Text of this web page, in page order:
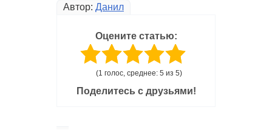
Автор: Данил
Оцените статью:
(1 голос, среднее: 5 из 5)
Поделитесь с друзьями!